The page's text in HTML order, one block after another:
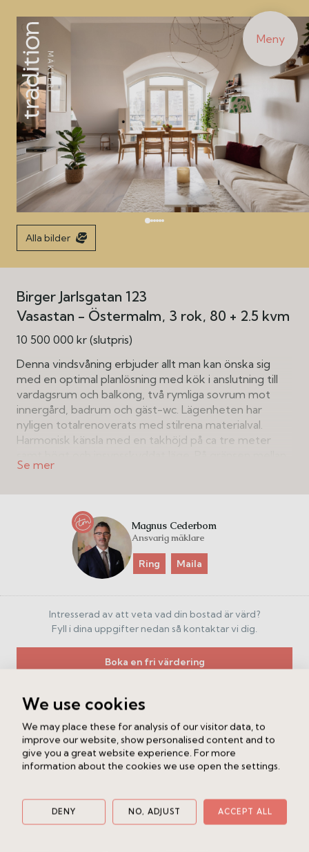
Meny
Alla bilder
Birger Jarlsgatan 123
Vasastan - Östermalm 3 rok 80 + 2.5 kvm
10 500 000 kr (slutpris)
Denna vindsvåning erbjuder allt man kan önska sig
med en optimal planlösning med kök i anslutning till
vardagsrum och balkong, två rymliga sovrum mot
innergård, badrum och gäst-wc. Lägenheten har
nyligen totalrenoverats med stilrena materialval.
Harmonisk känsla med en takhöjd på ca tre meter
Östermalm och Vasastan finner du denna pärla med
Magnus Cederbom
Ansvarig mäklare
Ring Maila
Intresserad av att veta vad din bostad är värd?
Fyll i dina uppgifter nedan så kontaktar vi dig.
Boka en fri värdering
Liknande bostad
Jungfrugatan 41B
Östermalm 3 rok 73 kvm
We use cookies
We may place these for analysis of our visitor data, to
improve our website, show personalised content and to
give you a great website experience. For more
information about the cookies we use open the settings.
DENY NO, ADJUST ACCEPT ALL